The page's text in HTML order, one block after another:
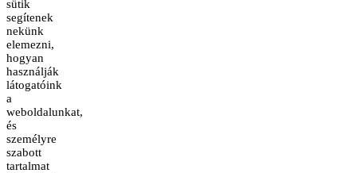
sütik
segítenek
nekünk
elemezni,
hogyan
használják
látogatóink
a
weboldalunkat,
és
személyre
szabott
tartalmat